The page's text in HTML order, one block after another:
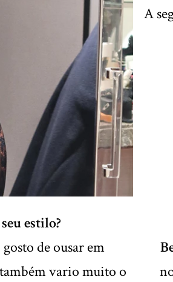
A
estilo?
de ousar em
vario muito o